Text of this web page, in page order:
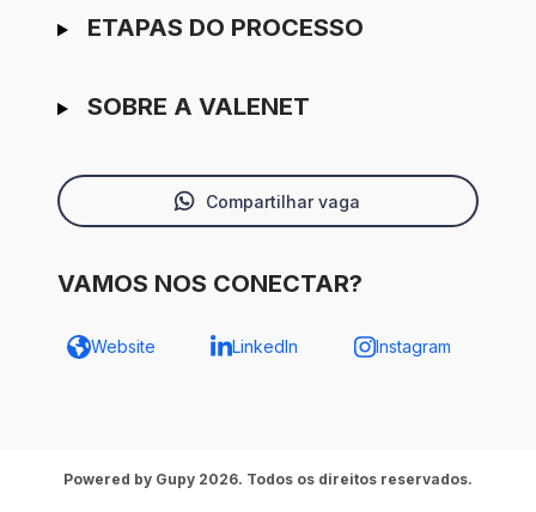
ETAPAS DO PROCESSO
SOBRE A VALENET
Compartilhar vaga
VAMOS NOS CONECTAR?
Website LinkedIn Instagram
Powered by Gupy 2026. Todos os direitos reservados.